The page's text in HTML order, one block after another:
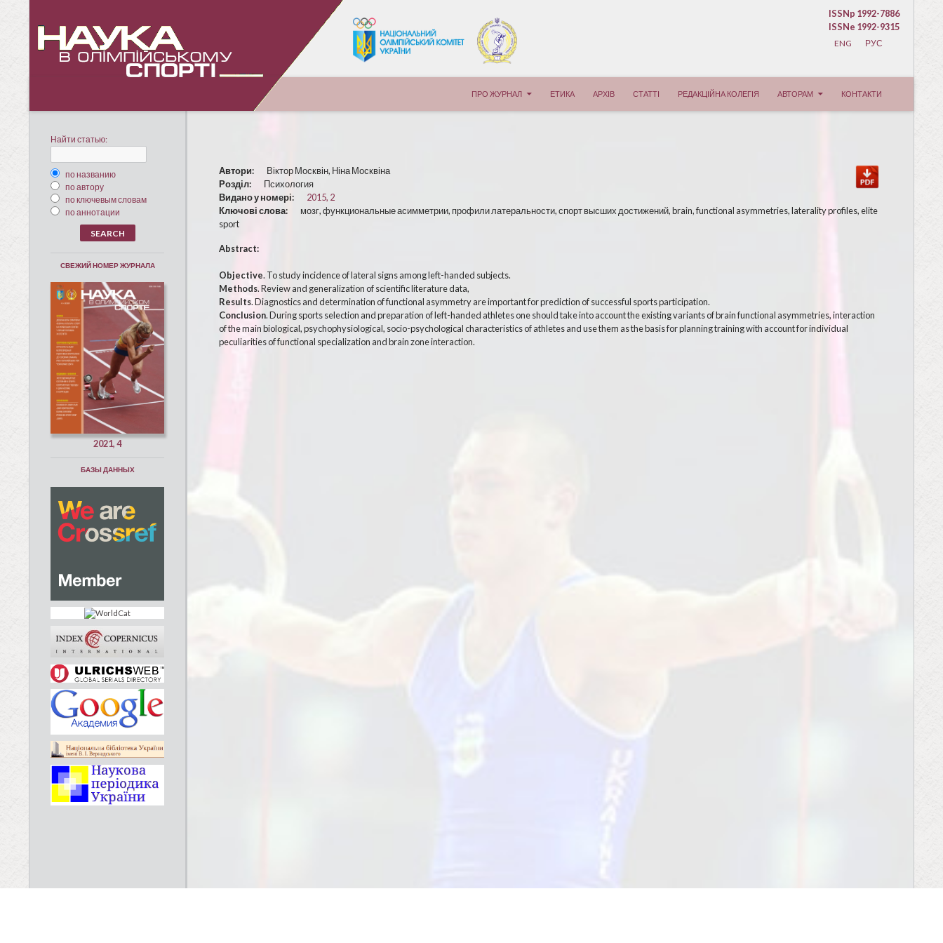
ISSNp 1992-7886
ISSNe 1992-9315
ENG РУС
ПРО ЖУРНАЛ
ЕТИКА АРХІВ СТАТТІ РЕДАКЦІЙНА КОЛЕГІЯ АВТОРАМ КОНТАКТИ
Автори:
Віктор Москвін, Ніна Москвіна
Розділ:
Психология
Видано у номері:
2015, 2
Ключові слова:
мозг, функциональные асимметрии, профили латеральности, спорт высших достижений, brain, functional asymmetries, laterality profiles, elite
sport
Abstract:
Objective. To study incidence of lateral signs among left-handed subjects.
Methods. Review and generalization of scientific literature data,
Results. Diagnostics and determination of functional asymmetry are important for prediction of successful sports participation.
Conclusion. During sports selection and preparation of left-handed athletes one should take into account the existing variants of brain functional asymmetries, interaction
of the main biological, psychophysiological, socio-psychological characteristics of athletes and use them as the basis for planning training with account for individual
peculiarities of functional specialization and brain zone interaction.
Найти статью:
по названию
по автору
по ключевым словам
по аннотации
СВЕЖИЙ НОМЕР ЖУРНАЛА
2021, 4
БАЗЫ ДАННЫХ